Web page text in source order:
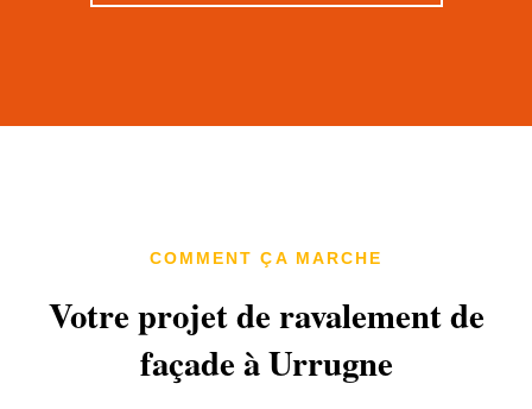
COMMENT ÇA MARCHE
Votre projet de ravalement de
façade à Urrugne